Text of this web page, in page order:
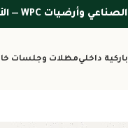
باركية داخليمظلات وجلسات